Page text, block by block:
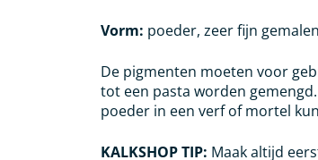
Vorm: poeder, zeer fijn gemalen
De pigmenten moeten voor
tot een pasta worden
poeder in een verf of mortel
KALKSHOP TIP: Maak altijd